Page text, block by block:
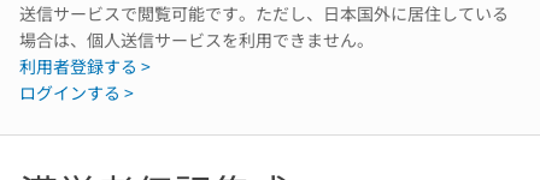
送信サービスで閲覧可能です。ただし、日本国外に居住している
場合は、個人送信サービスを利用できません。
利用者登録する >
ログインする >